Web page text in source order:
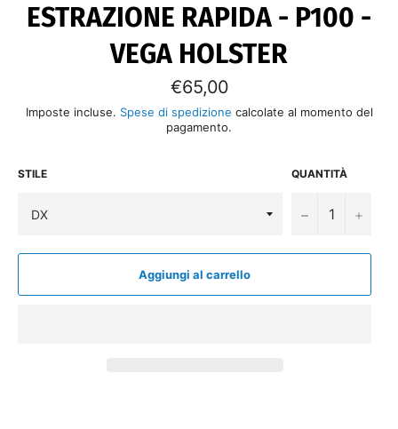
ESTRAZIONE RAPIDA - P100 -
VEGA HOLSTER
Prezzo
di
listino
€65,00
Imposte incluse. Spese di spedizione calcolate al momento del
pagamento.
STILE QUANTITÀ
− +
Aggiungi al carrello